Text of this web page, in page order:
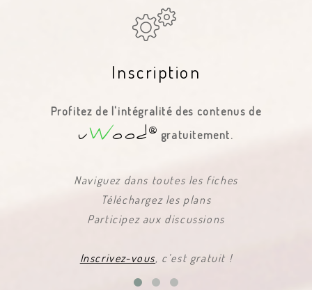
Inscription
Profitez de l'intégralité des contenus de
uWood® gratuitement.
Naviguez dans toutes les fiches
Téléchargez les plans
Participez aux discussions
Inscrivez-vous, c’est gratuit !